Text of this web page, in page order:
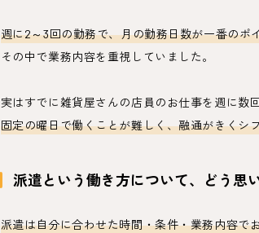
週に2～3回の勤務で、月の勤務日数が一番のポ
その中で業務内容を重視していました。
実はすでに雑貨屋さんの店員のお仕事を週に数
固定の曜日で働くことが難しく、融通がきくシ
派遣という働き方について、どう思
派遣は自分に合わせた時間・条件・業務内容で